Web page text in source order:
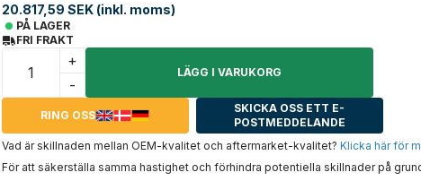
20.817,59 SEK (inkl. moms)
PÅ LAGER
FRI FRAKT
+
-
LÄGG I VARUKORG
RING OSS
SKICKA OSS ETT E-
POSTMEDDELANDE
Vad är skillnaden mellan OEM-kvalitet och aftermarket-kvalitet? Klicka här för
För att säkerställa samma hastighet och förhindra potentiella skillnader på